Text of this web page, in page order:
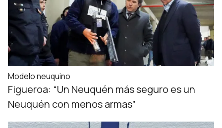
Modelo neuquino
Figueroa: “Un Neuquén más seguro es un
Neuquén con menos armas”